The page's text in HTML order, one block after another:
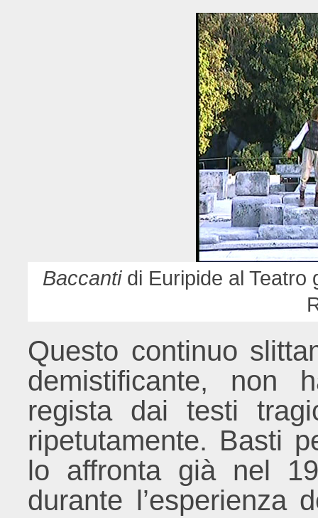
Baccanti di Euripide al
Questo continuo
demistificante, non
regista dai testi
ripetutamente. Basti
lo affronta già nel
durante l’esperienza